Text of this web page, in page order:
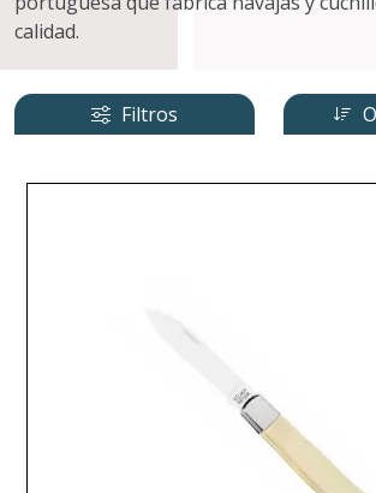
calidad.
Filtros